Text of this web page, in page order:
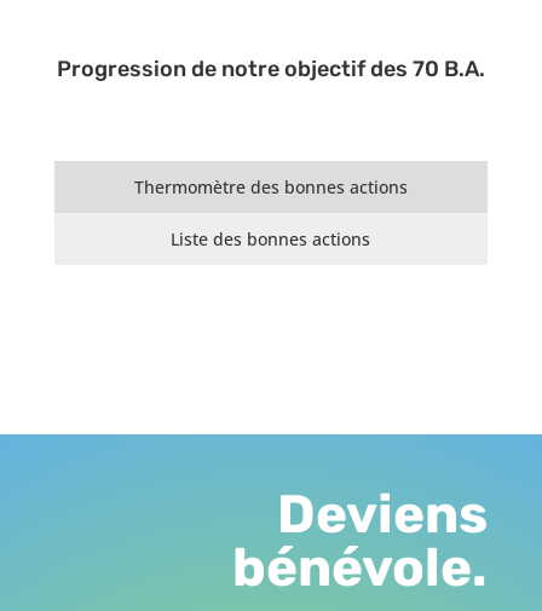
Progression de notre objectif des 70 B.A.
Thermomètre des bonnes actions
Liste des bonnes actions
151
Deviens
bénévole.